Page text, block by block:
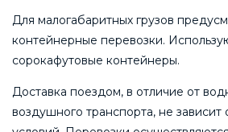
Для малогабаритных грузов
контейнерные перевозки.
сорокафутовые контейнеры.
Доставка поездом, в отличие от
воздушного транспорта, не зависит